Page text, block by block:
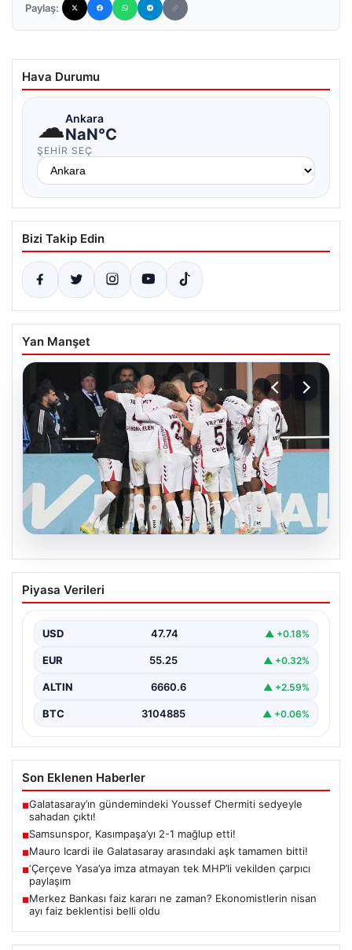
Paylaş:
Hava Durumu
☁Ankara
NaN°C
ŞEHIR SEÇ
Bizi Takip Edin
Yan Manşet
08.08.2026
Samsunspor, Kasımpaşa’yı 2-1 mağlup
etti!
Piyasa Verileri
USD 47.74 ▲ +0.18%
EUR 55.25 ▲ +0.32%
ALTIN 6660.6 ▲ +2.59%
BTC 3104885 ▲ +0.06%
Son Eklenen Haberler
■Galatasaray’ın gündemindeki Youssef Chermiti sedyeyle
sahadan çıktı!
■Samsunspor, Kasımpaşa’yı 2-1 mağlup etti!
■Mauro Icardi ile Galatasaray arasındaki aşk tamamen bitti!
■‘Çerçeve Yasa’ya imza atmayan tek MHP’li vekilden çarpıcı
paylaşım
■Merkez Bankası faiz kararı ne zaman? Ekonomistlerin nisan
ayı faiz beklentisi belli oldu